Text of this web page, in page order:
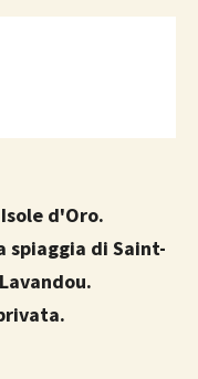
d'Oro.
spiaggia di Saint-